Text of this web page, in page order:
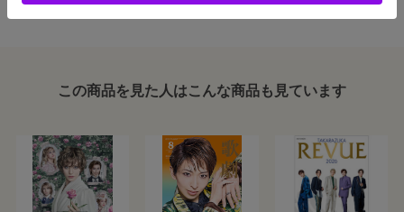
この商品を見た人はこんな商品も見ています